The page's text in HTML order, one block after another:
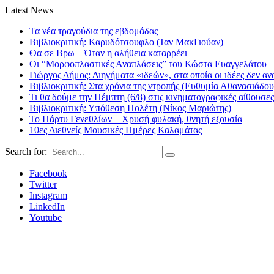
Latest News
Τα νέα τραγούδια της εβδομάδας
Βιβλιοκριτική: Καρυδότσουφλο (Ίαν ΜακΓιούαν)
Θα σε Βρω – Όταν η αλήθεια καταρρέει
Οι “Μορφοπλαστικές Αναπλάσεις” του Κώστα Ευαγγελάτου
Γιώργος Δήμος: Διηγήματα «ιδεών», στα οποία οι ιδέες δεν
Βιβλιοκριτική: Στα χρόνια της ντροπής (Ευθυμία
Τι θα δούμε την Πέμπτη (6/8) στις κινηματογραφικές αίθουσες
Βιβλιοκριτική: Υπόθεση Πολέτη (Νίκος Μαριώτης)
Το Πάρτυ Γενεθλίων – Χρυσή φυλακή, θνητή εξουσία
10ες Διεθνείς Μουσικές Ημέρες Καλαμάτας
Search for:
Facebook
Twitter
Instagram
LinkedIn
Youtube